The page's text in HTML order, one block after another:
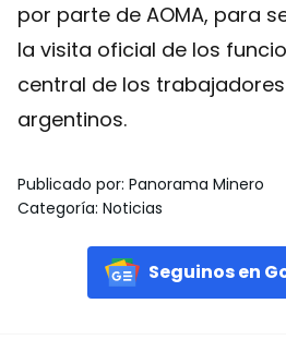
por parte de AOMA, para
la visita oficial de los
central de los
argentinos.
Publicado por: Panorama Minero
Categoría: Noticias
Seguinos en